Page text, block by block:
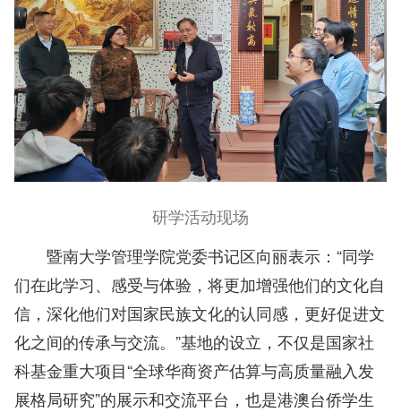
研学活动现场
暨南大学管理学院党委书记区向丽表示：“同学
们在此学习、感受与体验，将更加增强他们的文化自
信，深化他们对国家民族文化的认同感，更好促进文
化之间的传承与交流。”基地的设立，不仅是国家社
科基金重大项目“全球华商资产估算与高质量融入发
展格局研究”的展示和交流平台 ，也是港澳台侨学生